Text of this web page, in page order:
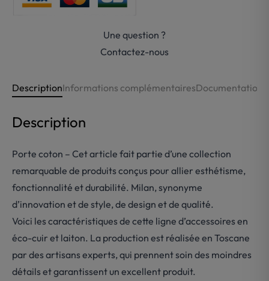
Treesseci
Une question ?
Contactez-nous
DescriptionInformations complémentairesDocumentations
Description
Porte coton – Cet article fait partie d’une collection
remarquable de produits conçus pour allier esthétisme,
fonctionnalité et durabilité. Milan, synonyme
d’innovation et de style, de design et de qualité.
Voici les caractéristiques de cette ligne d’accessoires en
éco-cuir et laiton. La production est réalisée en Toscane
par des artisans experts, qui prennent soin des moindres
détails et garantissent un excellent produit.